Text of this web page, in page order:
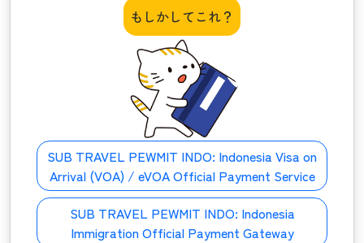
もしかしてこれ？
SUB TRAVEL PEWMIT INDO: Indonesia Visa on
Arrival (VOA) / eVOA Official Payment Service
SUB TRAVEL PEWMIT INDO: Indonesia
Immigration Official Payment Gateway